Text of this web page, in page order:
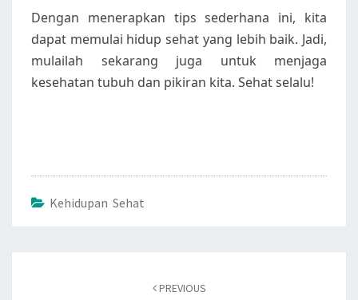
Dengan menerapkan tips sederhana ini, kita
dapat memulai hidup sehat yang lebih baik. Jadi,
mulailah sekarang juga untuk menjaga
kesehatan tubuh dan pikiran kita. Sehat selalu!
Kehidupan Sehat
PREVIOUS